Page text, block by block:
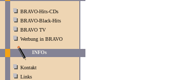
BRAVO-Hits-CDs
BRAVO-Black-Hits
BRAVO TV
Werbung in BRAVO
INFOs
Kontakt
Links